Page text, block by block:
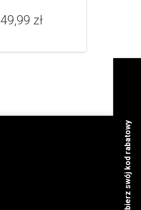
49,99 zł